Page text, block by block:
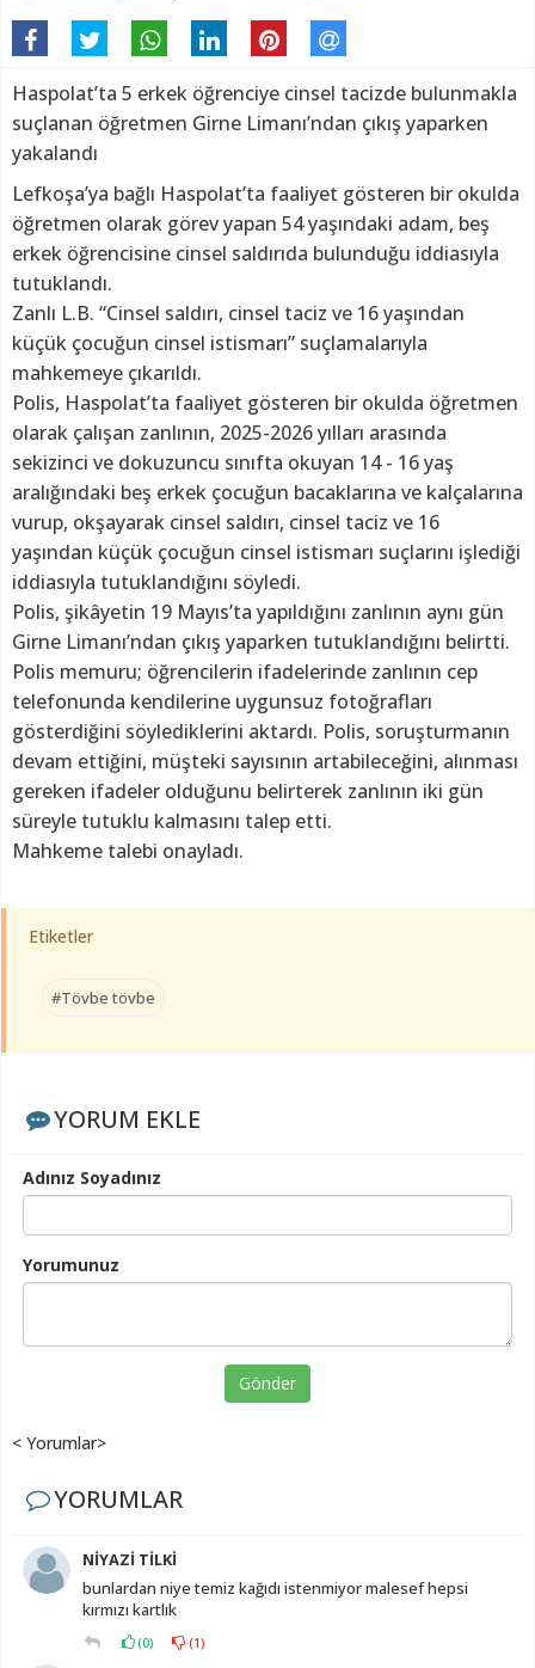
Haspolat’ta 5 erkek öğrenciye cinsel tacizde bulunmakla
suçlanan öğretmen Girne Limanı’ndan çıkış yaparken
yakalandı
Lefkoşa’ya bağlı Haspolat’ta faaliyet gösteren bir okulda
öğretmen olarak görev yapan 54 yaşındaki adam, beş
erkek öğrencisine cinsel saldırıda bulunduğu iddiasıyla
tutuklandı.
Zanlı L.B. “Cinsel saldırı, cinsel taciz ve 16 yaşından
küçük çocuğun cinsel istismarı” suçlamalarıyla
mahkemeye çıkarıldı.
Polis, Haspolat’ta faaliyet gösteren bir okulda öğretmen
olarak çalışan zanlının, 2025-2026 yılları arasında
sekizinci ve dokuzuncu sınıfta okuyan 14 - 16 yaş
aralığındaki beş erkek çocuğun bacaklarına ve kalçalarına
vurup, okşayarak cinsel saldırı, cinsel taciz ve 16
yaşından küçük çocuğun cinsel istismarı suçlarını işlediği
iddiasıyla tutuklandığını söyledi.
Polis, şikâyetin 19 Mayıs’ta yapıldığını zanlının aynı gün
Girne Limanı’ndan çıkış yaparken tutuklandığını belirtti.
Polis memuru; öğrencilerin ifadelerinde zanlının cep
telefonunda kendilerine uygunsuz fotoğrafları
gösterdiğini söylediklerini aktardı. Polis, soruşturmanın
devam ettiğini, müşteki sayısının artabileceğini, alınması
gereken ifadeler olduğunu belirterek zanlının iki gün
süreyle tutuklu kalmasını talep etti.
Mahkeme talebi onayladı.
Etiketler
#Tövbe tövbe
YORUM EKLE
Adınız Soyadınız
Yorumunuz
Gönder
< Yorumlar>
YORUMLAR
NİYAZİ TİLKİ
bunlardan niye temiz kağıdı istenmiyor malesef hepsi
kırmızı kartlık
(0) (1)